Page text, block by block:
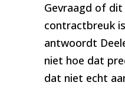
Gevraagd of dit
contractbreuk
antwoordt
niet hoe dat
dat niet echt